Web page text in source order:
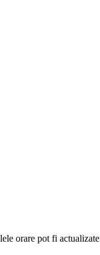
orare pot fi